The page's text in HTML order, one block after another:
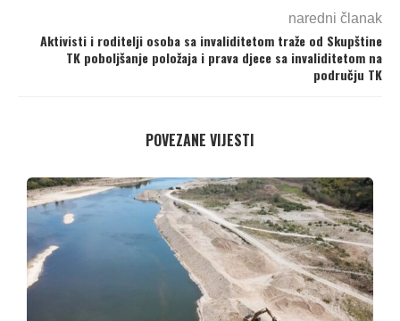
naredni članak
Aktivisti i roditelji osoba sa invaliditetom traže od Skupštine
TK poboljšanje položaja i prava djece sa invaliditetom na
području TK
POVEZANE VIJESTI